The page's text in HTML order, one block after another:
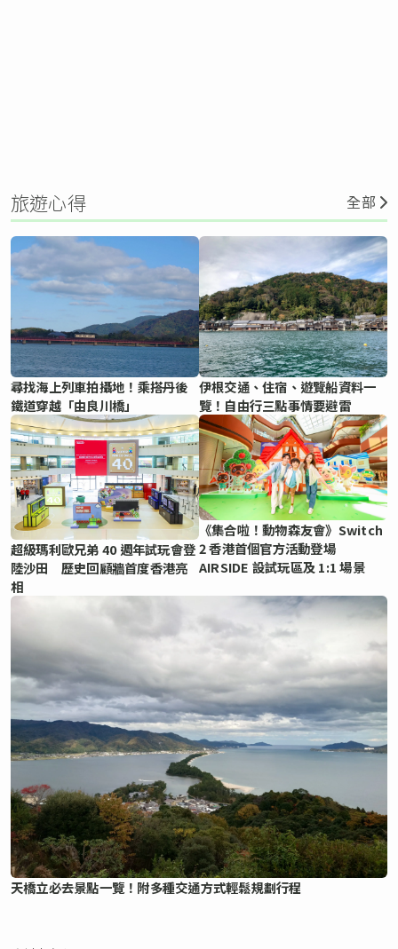
旅遊心得 全部
尋找海上列車拍攝地！乘搭丹後
鐵道穿越「由良川橋」
伊根交通、住宿、遊覽船資料一
覽！自由行三點事情要避雷
超級瑪利歐兄弟 40 週年試玩會登
陸沙田 歷史回顧牆首度香港亮
相
《集合啦！動物森友會》Switch
2 香港首個官方活動登場
AIRSIDE 設試玩區及 1:1 場景
天橋立必去景點一覽！附多種交通方式輕鬆規劃行程